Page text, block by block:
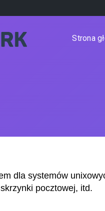
Strona
dla systemów
pocztowej, itd.